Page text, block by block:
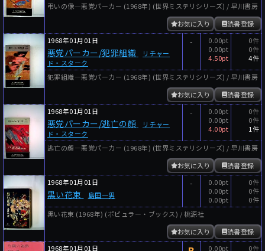
弔いの像―悪党パーカー (1968年) (世界ミステリシリーズ) / 早川書房
読書登録
お気に入り
1968年01月01日
悪党パーカー/犯罪組織
リチャー
ド・スターク
-
0.00pt
0.00pt
4.50pt
0件
0件
4件
犯罪組織―悪党パーカー (1968年) (世界ミステリシリーズ) / 早川書房
読書登録
お気に入り
1968年01月01日
悪党パーカー/逃亡の顔
リチャー
ド・スターク
-
0.00pt
0.00pt
4.00pt
0件
0件
1件
逃亡の顔―悪党パーカー (1968年) (世界ミステリシリーズ) / 早川書房
読書登録
お気に入り
1968年01月01日
黒い花束 島田一男
-
0.00pt
0.00pt
0.00pt
0件
0件
0件
黒い花束 (1968年) (ポピュラー・ブックス) / 桃源社
読書登録
お気に入り
1968年01月01日
0.00pt
0件